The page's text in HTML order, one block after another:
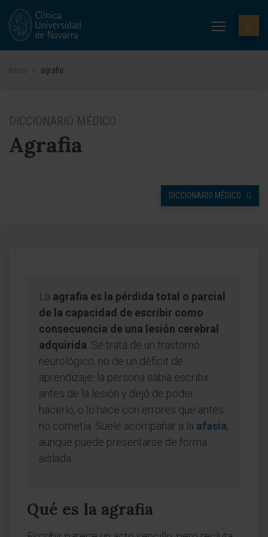
Inicio > agrafia
DICCIONARIO MÉDICO
Agrafia
DICCIONARIO MÉDICO
La agrafia es la pérdida total o parcial
de la capacidad de escribir como
consecuencia de una lesión cerebral
adquirida . Se trata de un trastorno
neurológico, no de un déficit de
aprendizaje: la persona sabía escribir
antes de la lesión y dejó de poder
hacerlo, o lo hace con errores que antes
no cometía. Suele acompañar a la afasia,
aunque puede presentarse de forma
aislada.
Qué es la agrafia